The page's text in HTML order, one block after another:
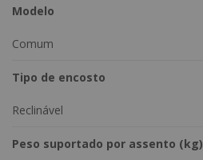
Modelo
Comum
Tipo de encosto
Reclinável
Peso suportado por assento (kg)